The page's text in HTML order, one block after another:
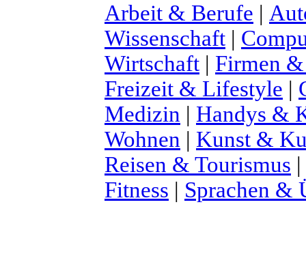
Arbeit & Berufe |
Wissenschaft |
Wirtschaft | Firmen
Freizeit & Lifestyle |
Medizin | Handys &
Wohnen | Kunst &
Reisen & Tourismus |
Fitness | Sprachen &